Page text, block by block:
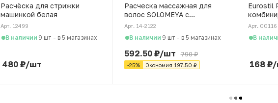
Расчёска для стрижки
машинкой белая
Арт. 12499
В наличии 9 шт - в 5 магазинах
480₽/шт
Расческа массажная для
волос SOLOMEYA с
натуральной щетиной,
Арт. 14-2122
В наличии 9 шт - в 5 магазинах
592.50₽/шт 790₽
-25% Экономия 197.50 ₽
Eurostil
Арт. 00116
В
168₽/